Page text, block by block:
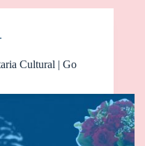
Cultural | Go